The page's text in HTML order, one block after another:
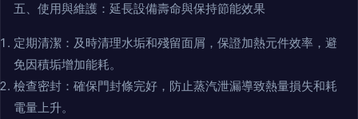
五、使用與維護：延長設備壽命與保持節能效果
定期清潔：及時清理水垢和殘留面屑，保證加熱元件效率，避
免因積垢增加能耗。
檢查密封：確保門封條完好，防止蒸汽泄漏導致熱量損失和耗
電量上升。